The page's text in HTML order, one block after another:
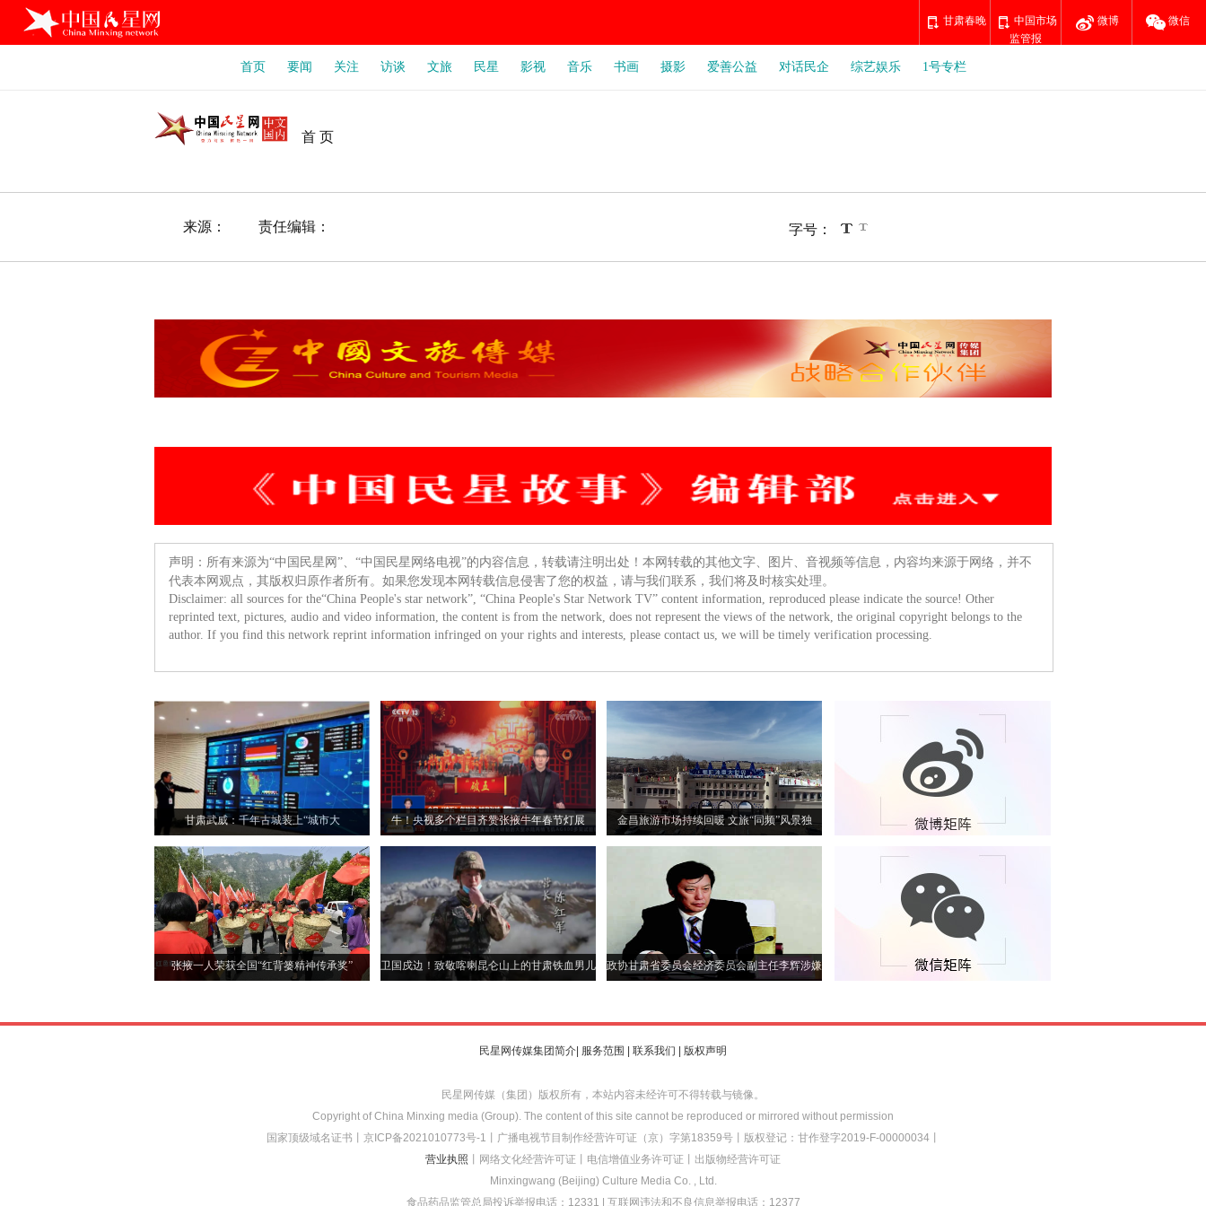
甘肃春晚
中国市场
监管报
微博 微信
首页 要闻 关注 访谈 文旅 民星 影视 音乐 书画 摄影 爱善公益 对话民企 综艺娱乐 1号专栏
首 页
来源： 责任编辑： 字号：
声明：所有来源为“中国民星网”、“中国民星网络电视”的内容信息，转载请注明出处！本网转载的其他文字、图片、音视频等信息，内容均来源于网络，并不
代表本网观点，其版权归原作者所有。如果您发现本网转载信息侵害了您的权益，请与我们联系，我们将及时核实处理。
Disclaimer: all sources for the“China People's star network”, “China People's Star Network TV” content information, reproduced please indicate the source! Other
reprinted text, pictures, audio and video information, the content is from the network, does not represent the views of the network, the original copyright belongs to the
author. If you find this network reprint information infringed on your rights and interests, please contact us, we will be timely verification processing.
甘肃武威：千年古城装上“城市大
脑”以“智”提“质”探新径
牛！央视多个栏目齐赞张掖牛年春节灯展
金昌旅游市场持续回暖 文旅“同频”风景独
好！
张掖一人荣获全国“红背篓精神传承奖” 卫国戍边！致敬喀喇昆仑山上的甘肃铁血男儿
政协甘肃省委员会经济委员会副主任李辉涉嫌
民星网传媒集团简介| 服务范围 联系我们 版权声明
民星网传媒（集团）版权所有，本站内容未经许可不得转载与镜像。
Copyright of China Minxing media (Group). The content of this site cannot be reproduced or mirrored without permission
国家顶级域名证书
京ICP备2021010773号-1 广播电视节目制作经营许可证（京）字第18359号丨 版权登记：甘作登字2019-F-00000034丨
营业执照 丨网络文化经营许可证丨电信增值业务许可证丨出版物经营许可证
Minxingwang (Beijing) Culture Media Co. , Ltd.
食品药品监管总局投诉举报电话：12331 | 互联网违法和不良信息举报电话：12377